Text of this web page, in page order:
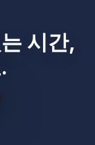
시간,